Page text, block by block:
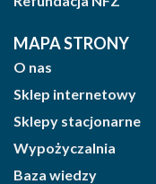
MAPA STRONY
O nas
Sklep internetowy
Sklepy stacjonarne
Wypożyczalnia
Baza wiedzy